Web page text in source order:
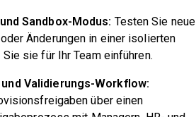
Sandbox-Modus: Testen Sie neue
Änderungen in einer isolierten
sie für Ihr Team einführen.
Validierungs-Workflow:
über einen